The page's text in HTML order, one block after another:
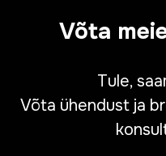
Võta
Tule,
Võta ühendust ja